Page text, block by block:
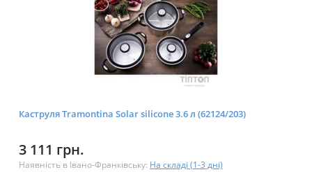
Каструля Tramontina Solar silicone 3.6 л (62124/203)
3 111 грн.
Наявність в Івано-Франківську: На складі (1-3 дні)